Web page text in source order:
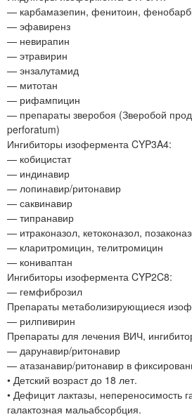
— карбамазепин, фенитоин,
— эфавиренз
— невирапин
— этравирин
— энзалутамид
— митотан
— рифампицин
— препараты зверобоя (Зверобой
perforatum)
Ингибиторы изофермента CYP3A4:
— кобицистат
— индинавир
— лопинавир/ритонавир
— саквинавир
— типранавир
— итраконазол, кетоконазол,
— кларитромицин, телитромицин
— кониваптан
Ингибиторы изофермента CYP2C8:
— гемфиброзил
Препараты метаболизирующиеся
— рилпивирин
Препараты для лечения ВИЧ,
— дарунавир/ритонавир
— атазанавир/ритонавир в
• Детский возраст до 18 лет.
• Дефицит лактазы, непереносимость
галактозная мальабсорбция.